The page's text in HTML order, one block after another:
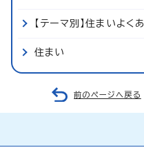
【テーマ別】住まいよく
住まい
前のページへ戻る